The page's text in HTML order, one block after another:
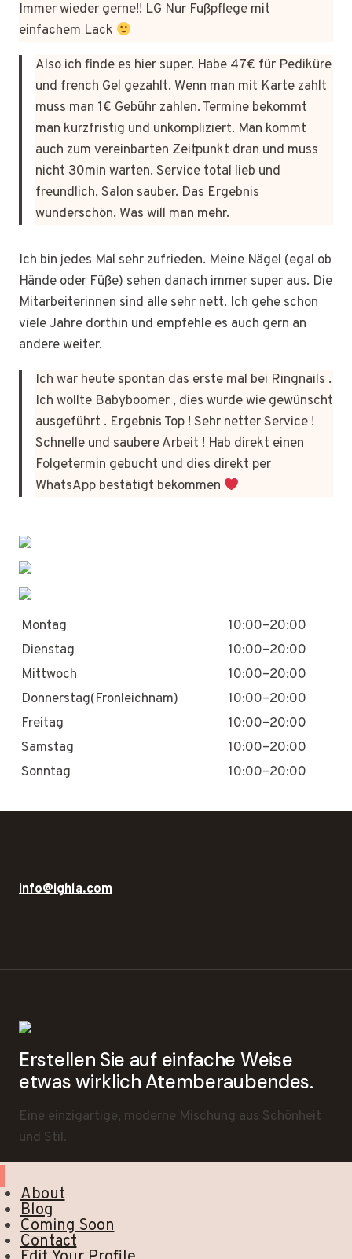
Immer wieder gerne!! LG Nur Fußpflege mit
einfachem Lack
Also ich finde es hier super. Habe 47€ für Pediküre
und french Gel gezahlt. Wenn man mit Karte zahlt
muss man 1€ Gebühr zahlen. Termine bekommt
man kurzfristig und unkompliziert. Man kommt
auch zum vereinbarten Zeitpunkt dran und muss
nicht 30min warten. Service total lieb und
freundlich, Salon sauber. Das Ergebnis
wunderschön. Was will man mehr.
Ich bin jedes Mal sehr zufrieden. Meine Nägel (egal ob
Hände oder Füße) sehen danach immer super aus. Die
Mitarbeiterinnen sind alle sehr nett. Ich gehe schon
viele Jahre dorthin und empfehle es auch gern an
andere weiter.
Ich war heute spontan das erste mal bei Ringnails .
Ich wollte Babyboomer , dies wurde wie gewünscht
ausgeführt . Ergebnis Top ! Sehr netter Service !
Schnelle und saubere Arbeit ! Hab direkt einen
Folgetermin gebucht und dies direkt per
WhatsApp bestätigt bekommen
Montag
10:00–20:00
Dienstag
10:00–20:00
Mittwoch
10:00–20:00
Donnerstag(Fronleichnam)
10:00–20:00
Freitag
10:00–20:00
Samstag
10:00–20:00
Sonntag
10:00–20:00
info@ighla.com
Erstellen Sie auf einfache Weise
etwas wirklich Atemberaubendes.
Eine einzigartige, moderne Mischung aus Schönheit
und Stil.
About
Blog
Coming Soon
Contact